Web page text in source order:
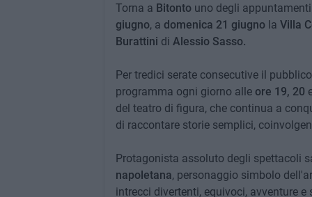
Torna a Bitontouno degli
giugno, a domenica 21 giugnola Villa
Burattini di Alessio Sasso.
Per tredici serate consecutive il
programma ogni giorno alle ore 19, 20
del teatro di figura, che continua a
di raccontare storie semplici,
Protagonista assoluto degli spettacoli
napoletana, personaggio simbolo
intrecci divertenti, equivoci, avventure